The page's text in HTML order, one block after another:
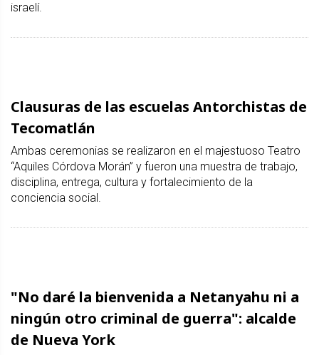
israelí.
Clausuras de las escuelas Antorchistas de
Tecomatlán
Ambas ceremonias se realizaron en el majestuoso Teatro
“Aquiles Córdova Morán” y fueron una muestra de trabajo,
disciplina, entrega, cultura y fortalecimiento de la
conciencia social.
"No daré la bienvenida a Netanyahu ni a
ningún otro criminal de guerra": alcalde
de Nueva York